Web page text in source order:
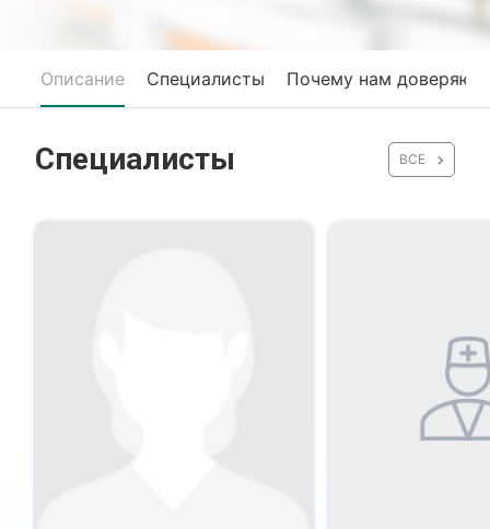
Описание Специалисты Почему нам доверяют
Специалисты ВСЕ